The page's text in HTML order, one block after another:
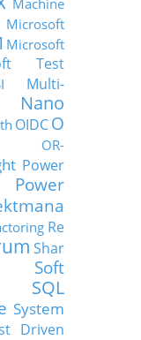
Machine
Microsoft
Microsoft
Test
Multi-
Nano
OIDCO
OR-
Power
Power
Re
Shar
Soft
SQL
System
Driven